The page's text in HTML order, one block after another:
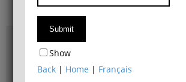
Access & maps
Philosophy Department Library
Show
Back | Home | Français